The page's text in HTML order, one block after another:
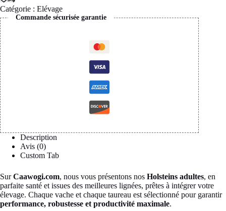
Catégorie : Elévage
Commande sécurisée garantie
Description
Avis (0)
Custom Tab
SurCaawogi.com, nous vous présentons nos Holsteins adultes, en
parfaite santé et issues des meilleures lignées, prêtes à intégrer votre
élevage. Chaque vache et chaque taureau est sélectionné pour garantir
performance, robustesse et productivité maximale.